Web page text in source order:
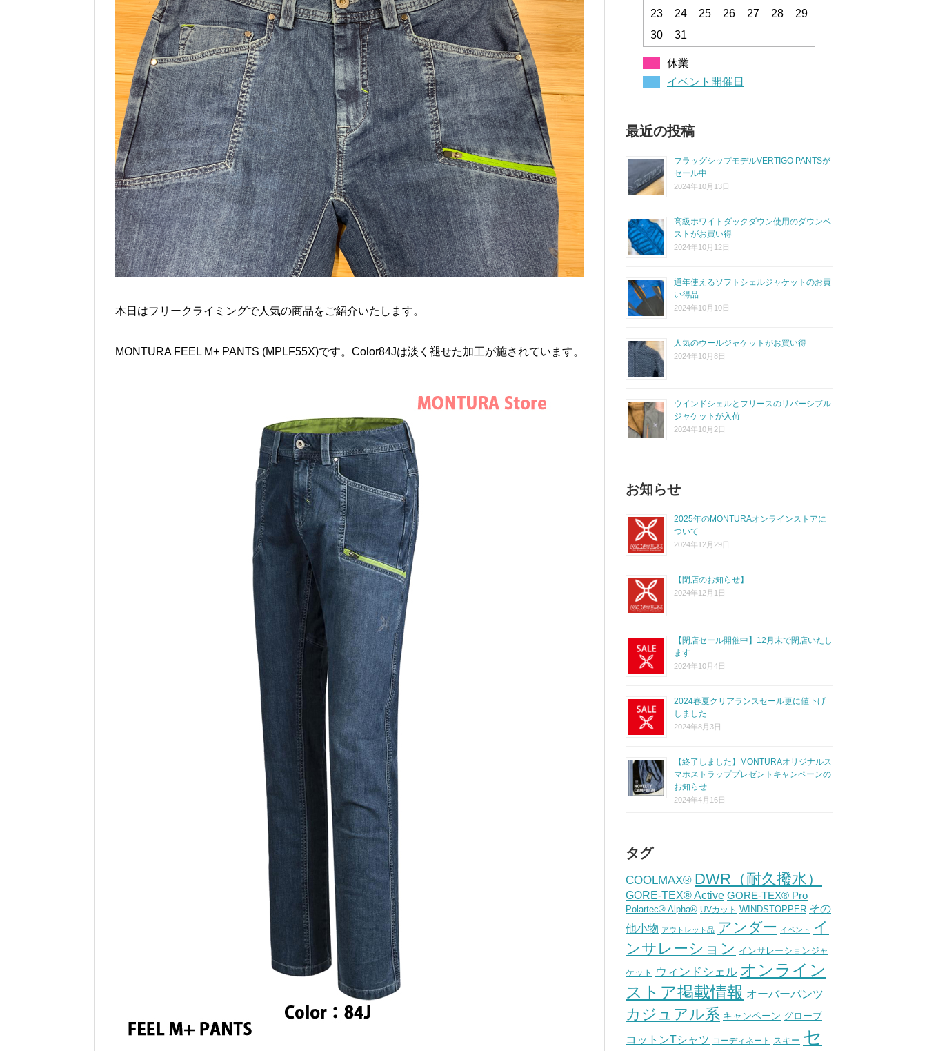
本日はフリークライミングで人気の商品をご紹介いたします。
MONTURA FEEL M+ PANTS (MPLF55X)です。Color84Jは淡く褪せた加工が施されています。
23 24 25 26 27 28
29
30
31
休業
イベント開催日
最近の投稿
フラッグシップモデルVERTIGO PANTSが
セール中
2024年10月13日
高級ホワイトダックダウン使用のダウンベ
ストがお買い得
2024年10月12日
通年使えるソフトシェルジャケットのお買
い得品
2024年10月10日
人気のウールジャケットがお買い得
2024年10月8日
ウインドシェルとフリースのリバーシブル
ジャケットが入荷
2024年10月2日
お知らせ
2025年のMONTURAオンラインストアに
ついて
2024年12月29日
【閉店のお知らせ】
2024年12月1日
【閉店セール開催中】12月末で閉店いたし
ます
2024年10月4日
2024春夏クリアランスセール更に値下げ
しました
2024年8月3日
【終了しました】MONTURAオリジナルス
マホストラッププレゼントキャンペーンの
お知らせ
2024年4月16日
タグ
COOLMAX® DWR（耐久撥水）
GORE-TEX® Active GORE-TEX® Pro
Polartec® Alpha® UVカット WINDSTOPPER その
他小物 アウトレット品 アンダー イベント
イ
ンサレーション インサレーションジャ
ケット ウィンドシェル オンライン
ストア掲載情報 オーバーパンツ
カジュアル系 キャンペーン グローブ
コットンTシャツ コーディネート スキー セ